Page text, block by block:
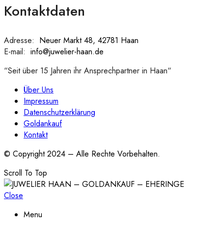
Kontaktdaten
Adresse: Neuer Markt 48, 42781 Haan
E-mail: info@juwelier-haan.de
“Seit über 15 Jahren ihr Ansprechpartner in Haan“
Über Uns
Impressum
Datenschutzerklärung
Goldankauf
Kontakt
© Copyright 2024 – Alle Rechte Vorbehalten.
Scroll To Top
Close
Menu